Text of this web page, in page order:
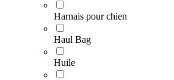
Harnais pour chien
Haul Bag
Huile